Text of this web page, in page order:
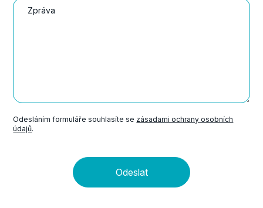
Zpráva
Odesláním formuláře souhlasíte se zásadami ochrany osobních
údajů.
Odeslat